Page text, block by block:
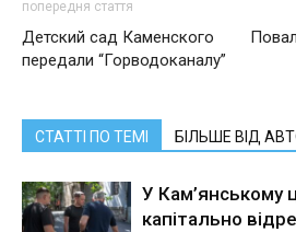
попередня стаття
Детский сад Каменского
передали “Горводоканалу”
СТАТТІ ПО ТЕМІ БІЛЬШЕ ВІД
У Кам’янському
капітально